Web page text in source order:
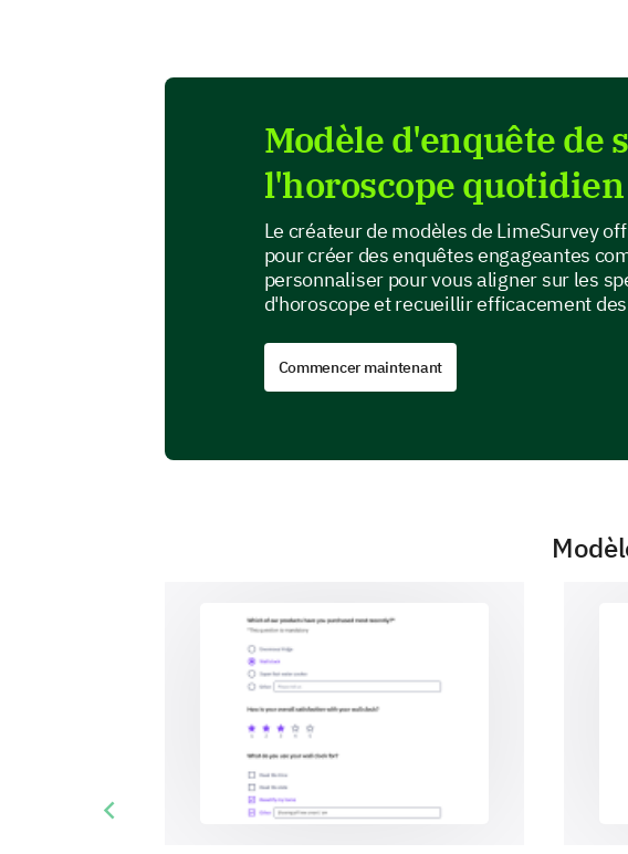
1
Modèle d'enquête de
l'horoscope
Le créateur de modèles de LimeSurvey
pour créer des enquêtes engageantes
personnaliser pour vous aligner sur les
d'horoscope et recueillir efficacement
Commencer maintenant
Previous slide